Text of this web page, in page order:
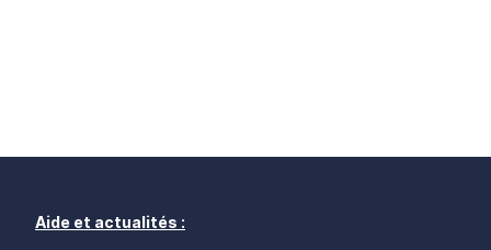
Aide et actualités :